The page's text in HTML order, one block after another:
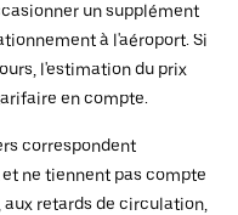
un supplément
à l'aéroport. Si
l'estimation du prix
en compte.
correspondent
ne tiennent pas compte
retards de circulation,